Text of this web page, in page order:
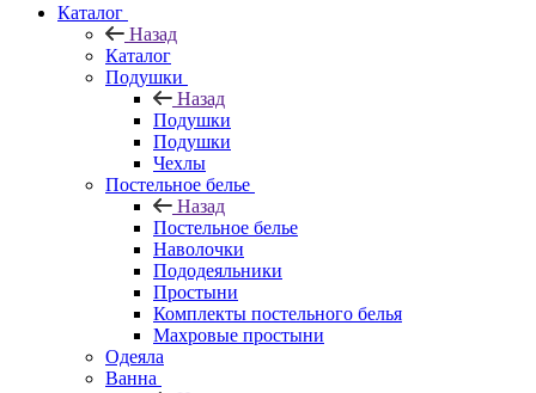
Каталог
Назад
Каталог
Подушки
Назад
Подушки
Подушки
Чехлы
Постельное белье
Назад
Постельное белье
Наволочки
Пододеяльники
Простыни
Комплекты постельного белья
Махровые простыни
Одеяла
Ванна